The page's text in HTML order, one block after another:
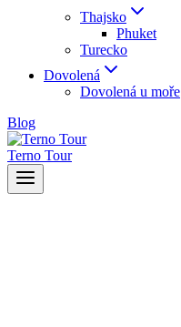
Thajsko
Phuket
Turecko
Dovolená
Dovolená u moře
Blog
Terno Tour